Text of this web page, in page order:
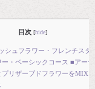
目次 [hide]
ュフラワー・フレンチス
・ベーシックコース ■アー
リザーブドフラワーをMIX